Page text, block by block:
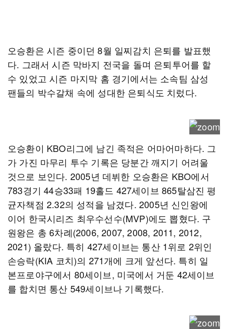
오승환은 시즌 중이던 8월 일찌감치 은퇴를 발표했
다. 그래서 시즌 막바지 전국을 돌며 은퇴투어를 할
수 있었고 시즌 마지막 홈 경기에서는 소속팀 삼성
팬들의 박수갈채 속에 성대한 은퇴식도 치렀다.
오승환이 KBO리그에 남긴 족적은 어마어마하다. 그
가 가진 마무리 투수 기록은 당분간 깨지기 어려울
것으로 보인다. 2005년 데뷔한 오승환은 KBO에서
783경기 44승33패 19홀드 427세이브 865탈삼진 평
균자책점 2.32의 성적을 남겼다. 2005년 신인왕에
이어 한국시리즈 최우수선수(MVP)에도 뽑혔다. 구
원왕은 총 6차례(2006, 2007, 2008, 2011, 2012,
2021) 올랐다. 특히 427세이브는 통산 1위로 2위인
손승락(KIA 코치)의 271개에 크게 앞선다. 특히 일
본프로야구에서 80세이브, 미국에서 거둔 42세이브
를 합치면 통산 549세이브나 기록했다.